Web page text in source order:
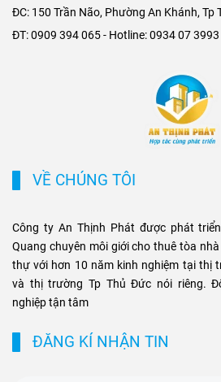
triển cho các khu đô thị mới,
khu biệt thự cao cấp và cụm
tiện ích di chuyển và hạ tầng
đồng bộ đang tạo ra biên độ
tăng giá và tiềm năng khai
các loại hình bất động sản
này.
chỉ
chủ
ĐC: 150 Trần Não, Phường An Khánh, Tp
ĐT: 0909 394 065 - Hotline: 0934 07 3993
VỀ CHÚNG TÔI
Công ty An Thịnh Phát được phát
Quang chuyên môi giới cho thuê tòa
thự với hơn 10 năm kinh nghiệm tại thị
và thị trường Tp Thủ Đức nói riêng.
nghiệp tận tâm
ĐĂNG KÍ NHẬN TIN